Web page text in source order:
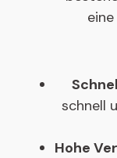
schnell
Hohe